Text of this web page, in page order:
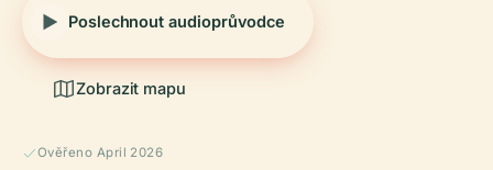
Poslechnout audioprůvodce
Zobrazit mapu
Ověřeno April 2026